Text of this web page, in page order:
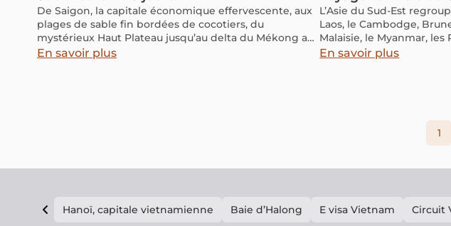
De Saigon, la capitale économique effervescente, aux
plages de sable fin bordées de cocotiers, du
mystérieux Haut Plateau jusqu’au delta du Mékong au
cœur des vergers et des arroyos, un circuit de 10 jours
En savoir plus
L’Asie du Sud-Est
Laos, le Cambodge,
Malaisie, le Myanmar,
richesse culturelle, sa
Département de
et de Transfert de
Collège de Médecine et
En savoir plus
1
Hanoï, capitale vietnamienne Baie d’Halong E visa Vietnam Circuit